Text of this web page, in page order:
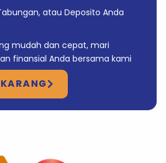
atau Deposito Anda
mudah dan cepat, mari
finansial Anda bersama kami